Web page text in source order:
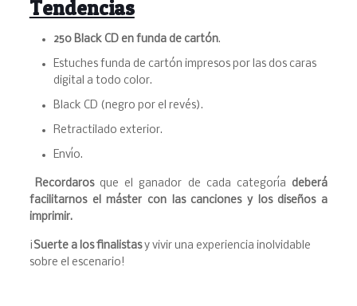
Tendencias
250 Black CD en funda de cartón.
Estuches funda de cartón impresos por las dos caras
digital a todo color.
Black CD (negro por el revés).
Retractilado exterior.
Envío.
Recordarosque el ganador de cada categoría deberá
facilitarnos el máster con las canciones y los diseños a
imprimir.
¡ Suerte a los finalistasy vivir una experiencia inolvidable
sobre el escenario!